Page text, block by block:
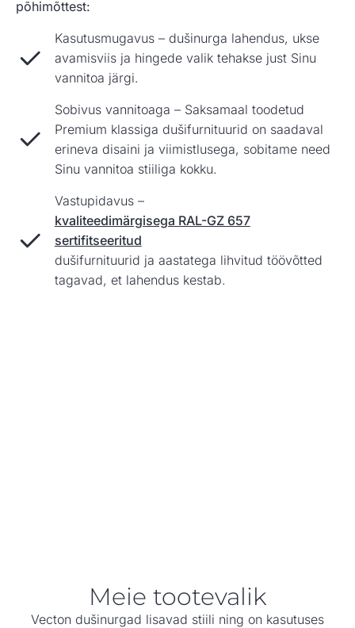
põhimõttest:
Kasutusmugavus – dušinurga lahendus, ukse
avamisviis ja hingede valik tehakse just Sinu
vannitoa järgi.
Sobivus vannitoaga – Saksamaal toodetud
Premium klassiga dušifurnituurid on saadaval
erineva disaini ja viimistlusega, sobitame need
Sinu vannitoa stiiliga kokku.
Vastupidavus –
kvaliteedimärgisega RAL-GZ 657
sertifitseeritud
dušifurnituurid ja aastatega lihvitud töövõtted
tagavad, et lahendus kestab.
Meie tootevalik
Vecton dušinurgad lisavad stiili ning on kasutuses